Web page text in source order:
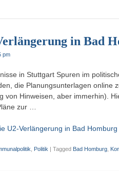
in Bad
pm
in Stuttgart Spuren im
die Planungsunterlagen online
von Hinweisen, aber immerhin).
zur …
U2-Verlängerung in Bad Homburg
Politik Tagged Bad Homburg